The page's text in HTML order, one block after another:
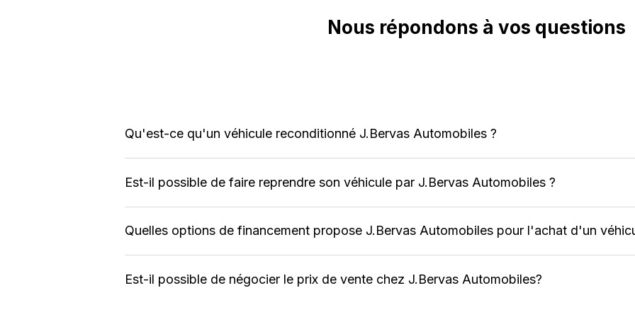
Nous répondons à vos questions
Qu'est-ce qu'un véhicule reconditionné J.Bervas Automobiles ?
Est-il possible de faire reprendre son véhicule par J.Bervas Automobiles ?
Quelles options de financement propose J.Bervas Automobiles pour l'achat d'un
Est-il possible de négocier le prix de vente chez J.Bervas Automobiles?